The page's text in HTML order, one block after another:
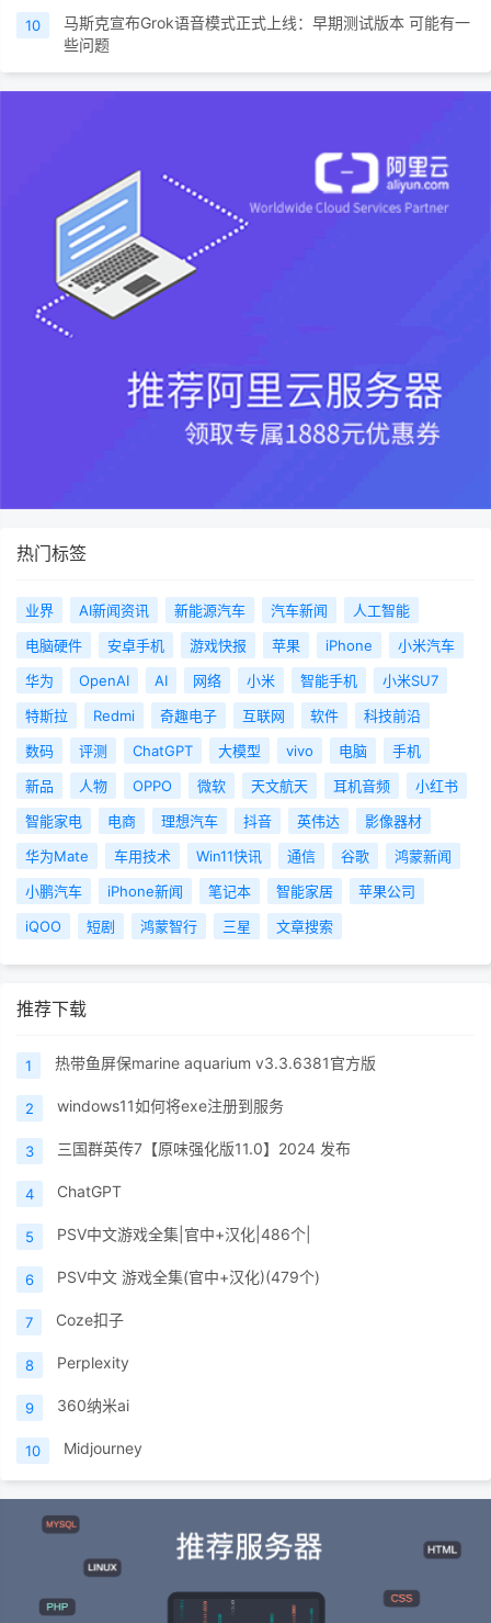
10
马斯克宣布Grok语音模式正式上线：早期测试版本 可能有一
些问题
热门标签
业界 AI新闻资讯 新能源汽车 汽车新闻
人工智能
电脑硬件
安卓手机 游戏快报 苹果 iPhone
小米汽车
华为
OpenAI AI 网络 小米 智能手机
小米SU7
特斯拉
Redmi 奇趣电子 互联网 软件
科技前沿
数码
评测 ChatGPT 大模型 vivo 电脑
手机
新品
人物 OPPO 微软 天文航天 耳机音频
小红书
智能家电
电商 理想汽车 抖音 英伟达
影像器材
华为Mate
车用技术 Win11快讯 通信 谷歌
鸿蒙新闻
小鹏汽车
iPhone新闻 笔记本 智能家居
苹果公司
iQOO
短剧 鸿蒙智行 三星 文章搜索
推荐下载
1 热带鱼屏保marine aquarium v3.3.6381官方版
2 windows11如何将exe注册到服务
3 三国群英传7【原味强化版11.0】2024 发布
4 ChatGPT
5 PSV中文游戏全集|官中+汉化|486个|
6 PSV中文 游戏全集(官中+汉化)(479个)
7 Coze扣子
8 Perplexity
9 360纳米ai
10 Midjourney